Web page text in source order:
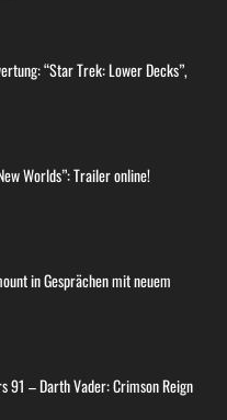
“Star Trek: Lower Decks”,
Worlds”: Trailer online!
in Gesprächen mit neuem
91 – Darth Vader: Crimson Reign